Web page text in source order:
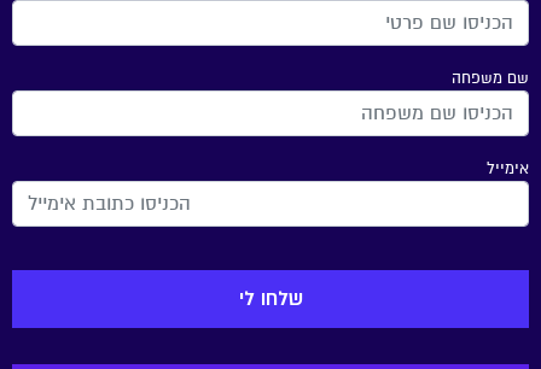
שם משפחה
אימייל